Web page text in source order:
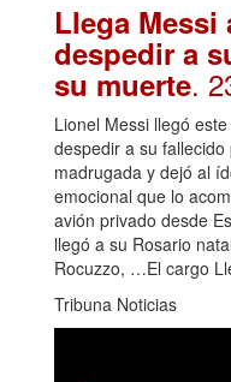
Llega Messi
despedir a
su muerte.
Lionel Messi llegó
despedir a su
madrugada y dejó al
emocional que lo
avión privado desde
llegó a su Rosario
Rocuzzo, …El cargo
Tribuna Noticias